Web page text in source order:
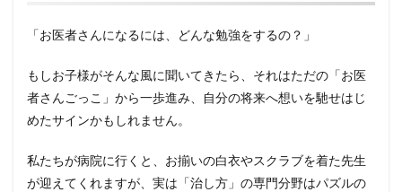
「お医者さんになるには、どんな勉強をするの？」
もしお子様がそんな風に聞いてきたら、それはただの「お医
者さんごっこ」から一歩進み、自分の将来へ想いを馳せはじ
めたサインかもしれません。
私たちが病院に行くと、お揃いの白衣やスクラブを着た先生
が迎えてくれますが、実は「治し方」の専門分野はパズルの